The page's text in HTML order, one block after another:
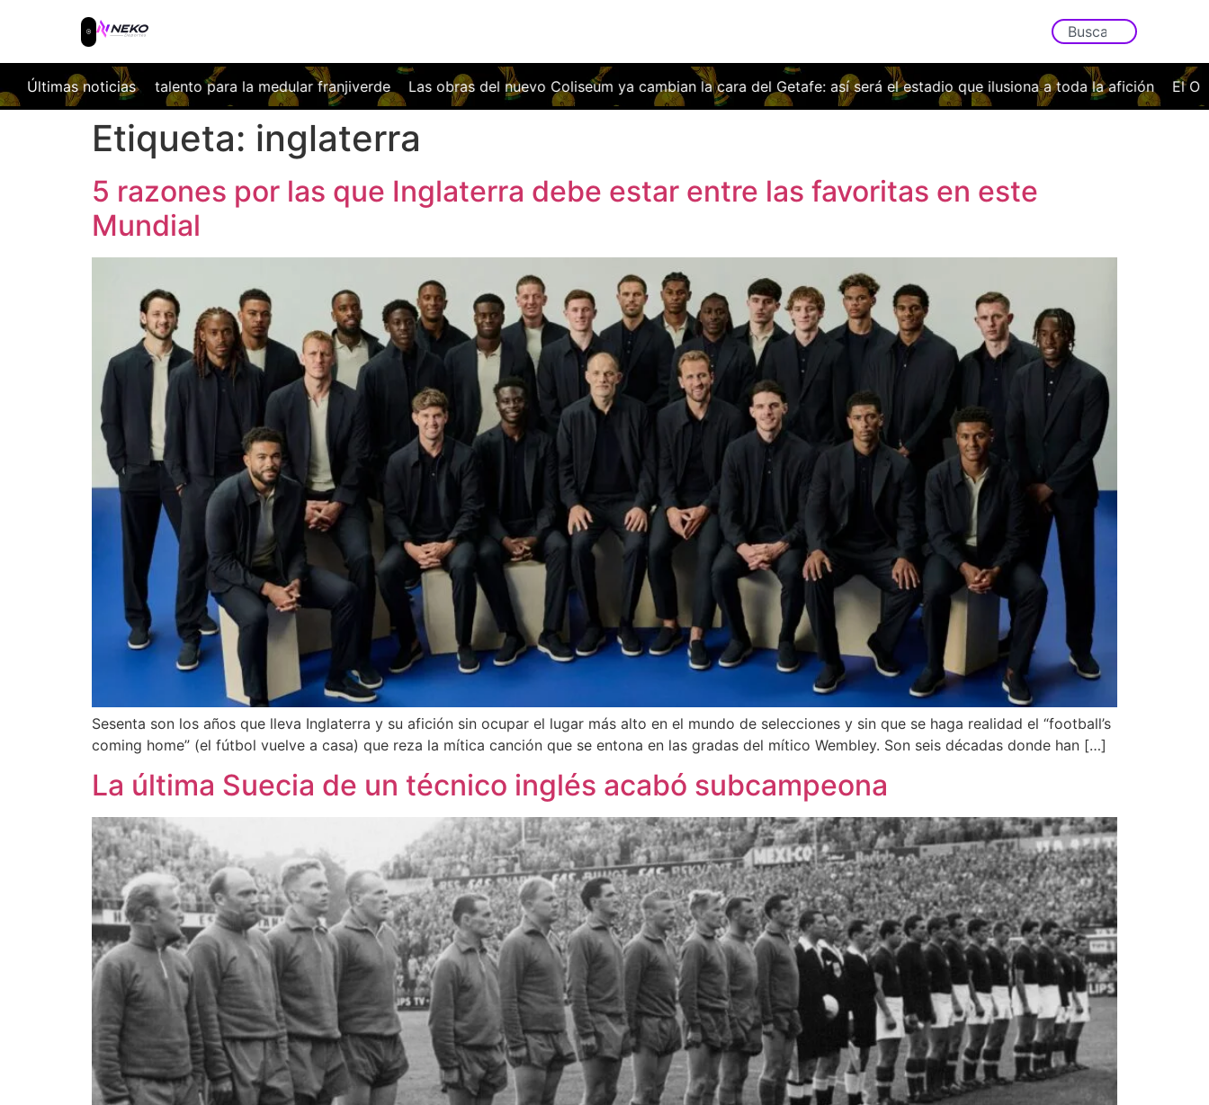
Últimas noticias
franjiverde Las obras del nuevo Coliseum ya cambian la cara del Getafe: así será el estadio que ilusiona a toda la afición El Osasuna cae con la cabeza bien alta ante el
Etiqueta: inglaterra
5 razones por las que Inglaterra debe estar entre las favoritas en este
Mundial
Sesenta son los años que lleva Inglaterra y su afición sin ocupar el lugar más alto en el mundo de selecciones y sin que se haga realidad el “football’s
coming home” (el fútbol vuelve a casa) que reza la mítica canción que se entona en las gradas del mítico Wembley. Son seis décadas donde han […]
La última Suecia de un técnico inglés acabó subcampeona